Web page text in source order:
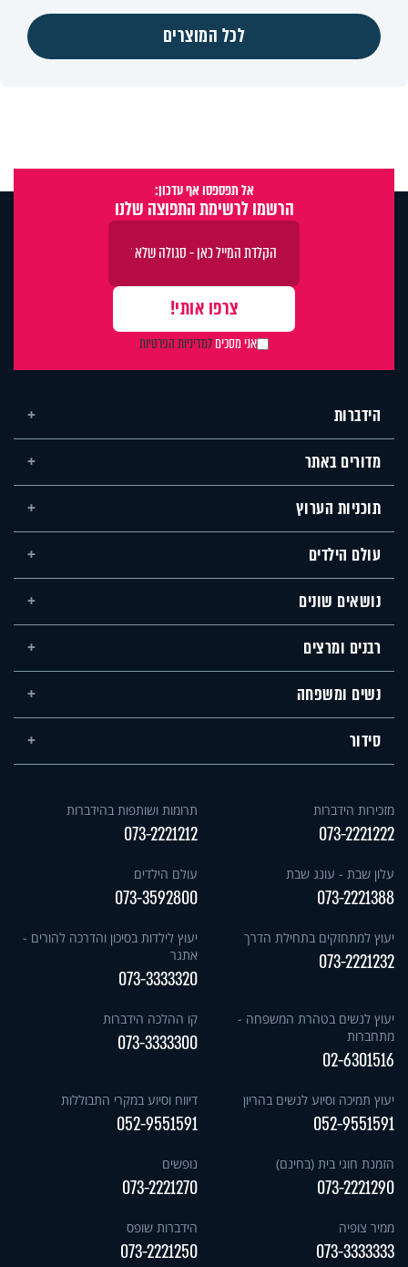
לכל המוצרים
אל תפספסו אף עדכון:
הרשמו לרשימת התפוצה שלנו
אני מסכיםלמדיניות הפרטיות
הידברות
מדורים באתר
תוכניות הערוץ
עולם הילדים
נושאים שונים
רבנים ומרצים
נשים ומשפחה
סידור
מזכירות הידברות
073-2221222
תרומות ושותפות בהידברות
073-2221212
עלון שבת - עונג שבת
073-2221388
עולם הילדים
073-3592800
יעוץ למתחזקים בתחילת הדרך
073-2221232
יעוץ לילדות בסיכון והדרכה להורים -
אתגר
073-3333320
יעוץ לנשים בטהרת המשפחה -
מתחברות
02-6301516
קו ההלכה הידברות
073-3333300
יעוץ תמיכה וסיוע לנשים בהריון
052-9551591
דיווח וסיוע במקרי התבוללות
052-9551591
הזמנת חוגי בית (בחינם)
073-2221290
נופשים
073-2221270
ממיר צופיה
073-3333333
הידברות שופס
073-2221250